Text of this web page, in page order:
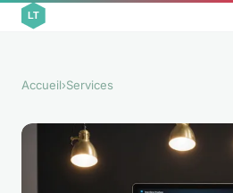
Accueil›Services